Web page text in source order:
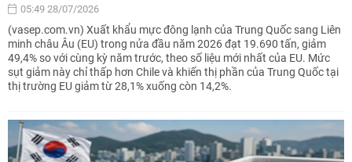
05:49 28/07/2026
(vasep.com.vn) Xuất khẩu mực đông lạnh của Trung Quốc sang Liên
minh châu Âu (EU) trong nửa đầu năm 2026 đạt 19.690 tấn, giảm
49,4% so với cùng kỳ năm trước, theo số liệu mới nhất của EU. Mức
sụt giảm này chỉ thấp hơn Chile và khiến thị phần của Trung Quốc tại
thị trường EU giảm từ 28,1% xuống còn 14,2%.